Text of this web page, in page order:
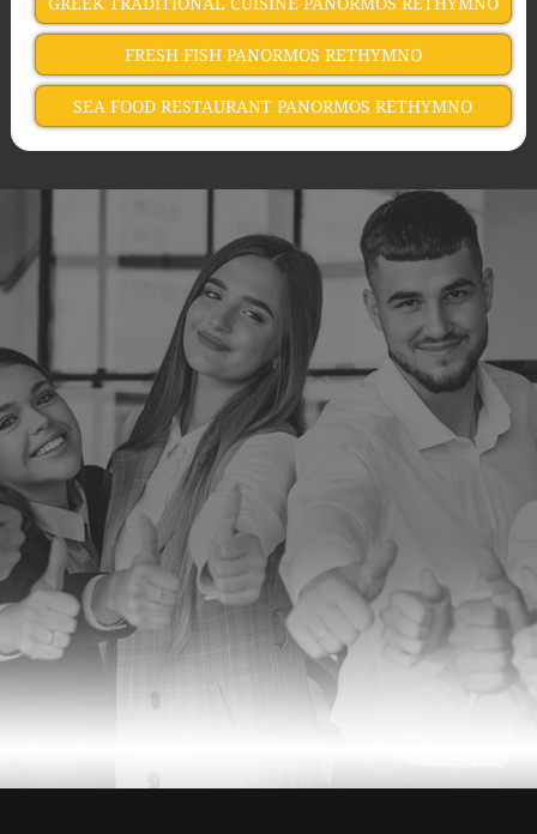
FRESH FISH PANORMOS RETHYMNO
SEA FOOD RESTAURANT PANORMOS RETHYMNO